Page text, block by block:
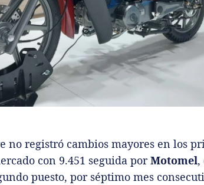
no registró cambios mayores en los
con 9.451 seguida porMotomel,
puesto, por séptimo mes